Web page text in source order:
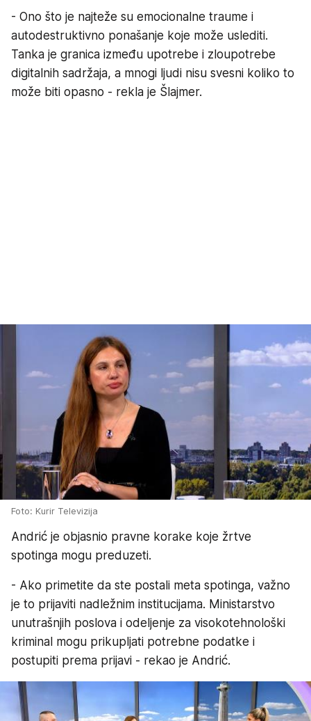
- Ono što je najteže su emocionalne traume i
autodestruktivno ponašanje koje može uslediti.
Tanka je granica između upotrebe i zloupotrebe
digitalnih sadržaja, a mnogi ljudi nisu svesni koliko to
može biti opasno - rekla je Šlajmer.
Foto: Kurir Televizija
Andrić je objasnio pravne korake koje žrtve
spotinga mogu preduzeti.
- Ako primetite da ste postali meta spotinga, važno
je to prijaviti nadležnim institucijama. Ministarstvo
unutrašnjih poslova i odeljenje za visokotehnološki
kriminal mogu prikupljati potrebne podatke i
postupiti prema prijavi - rekao je Andrić.